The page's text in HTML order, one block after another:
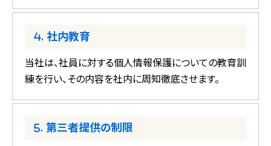
社内教育
当社は、社員に対する個人情報保護についての教育訓
練を行い、その内容を社内に周知徹底させます。
第三者提供の制限